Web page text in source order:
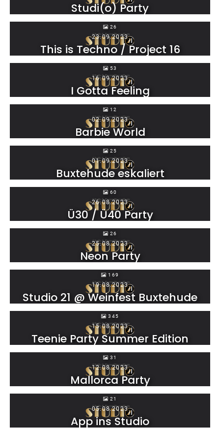
Studi(o) Party
26
23.09.2023
This is Techno / Project 16
53
16.09.2023
I Gotta Feeling
12
02.09.2023
Barbie World
25
01.09.2023
Buxtehude eskaliert
60
26.08.2023
Ü30 / Ü40 Party
26
25.08.2023
Neon Party
169
19.08.2023
Studio 21 @ Weinfest Buxtehude
345
15.08.2023
Teenie Party Summer Edition
31
12.08.2023
Mallorca Party
21
05.08.2023
App ins Studio